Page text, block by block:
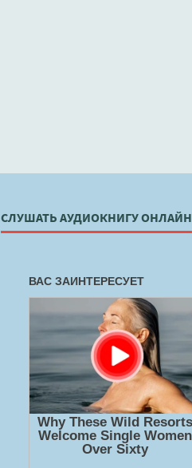
СЛУШАТЬ АУДИОКНИГУ ОНЛАЙН